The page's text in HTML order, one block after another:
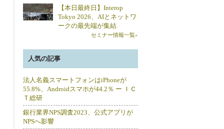
【本日最終日】Interop
Tokyo 2026、AIとネットワ
ークの最先端が集結
セミナー情報一覧»
人気の記事
法人名義スマートフォンはiPhoneが
55.8%、Androidスマホが44.2％ ー ＩＣ
Ｔ総研
銀行業界NPS調査2023、公式アプリが
NPSへ影響